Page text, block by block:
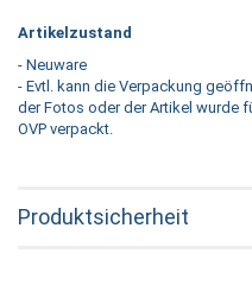
Artikelzustand
- Neuware
- Evtl. kann die Verpackung
der Fotos oder der Artikel wurde
OVP verpackt.
Produktsicherheit